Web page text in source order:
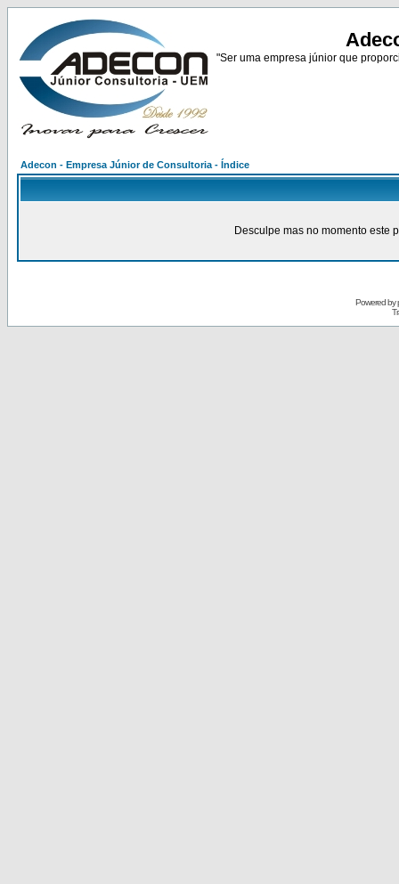
"Ser uma empresa júnior que
Adecon - Empresa Júnior de Consultoria - Índice
Desculpe mas no momento este
Powered by